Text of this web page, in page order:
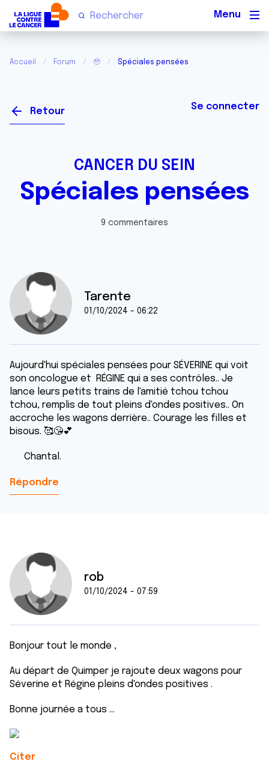
Accueil Forum 🥹 Spéciales pensées
Retour Se connecter
CANCER DU SEIN
Spéciales pensées
9 commentaires
Tarente
01/10/2024 - 06:22
Aujourd'hui spéciales pensées pour SÉVERINE qui voit
son oncologue et RÉGINE qui a ses contrôles.. Je
lance leurs petits trains de l'amitié tchou tchou
tchou, remplis de tout pleins d'ondes positives.. On
accroche les wagons derrière.. Courage les filles et
bisous. 🥰😘💕
Chantal.
Répondre
rob
01/10/2024 - 07:59
Bonjour tout le monde ,
Au départ de Quimper je rajoute deux wagons pour
Séverine et Régine pleins d'ondes positives .
Bonne journée a tous ...
Citer